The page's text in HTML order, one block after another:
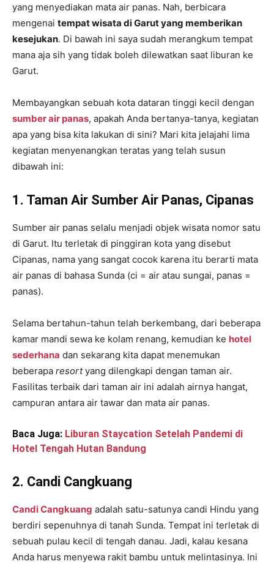
yang menyediakan mata air panas. Nah, berbicara
mengenai tempat wisata di Garut yang memberikan
kesejukan. Di bawah ini saya sudah merangkum tempat
mana aja sih yang tidak boleh dilewatkan saat liburan ke
Garut.
Membayangkan sebuah kota dataran tinggi kecil dengan
sumber air panas, apakah Anda bertanya-tanya, kegiatan
apa yang bisa kita lakukan di sini? Mari kita jelajahi lima
kegiatan menyenangkan teratas yang telah susun
dibawah ini:
1. Taman Air Sumber Air Panas, Cipanas
Sumber air panas selalu menjadi objek wisata nomor satu
di Garut. Itu terletak di pinggiran kota yang disebut
Cipanas, nama yang sangat cocok karena itu berarti mata
air panas di bahasa Sunda (ci = air atau sungai, panas =
panas).
Selama bertahun-tahun telah berkembang, dari beberapa
kamar mandi sewa ke kolam renang, kemudian ke hotel
sederhana dan sekarang kita dapat menemukan
beberapa resortyang dilengkapi dengan taman air.
Fasilitas terbaik dari taman air ini adalah airnya hangat,
campuran antara air tawar dan mata air panas.
Baca Juga: Liburan Staycation Setelah Pandemi di
Hotel Tengah Hutan Bandung
2. Candi Cangkuang
Candi Cangkuang adalah satu-satunya candi Hindu yang
berdiri sepenuhnya di tanah Sunda. Tempat ini terletak di
sebuah pulau kecil di tengah danau. Jadi, kalau kesana
Anda harus menyewa rakit bambu untuk melintasinya. Ini